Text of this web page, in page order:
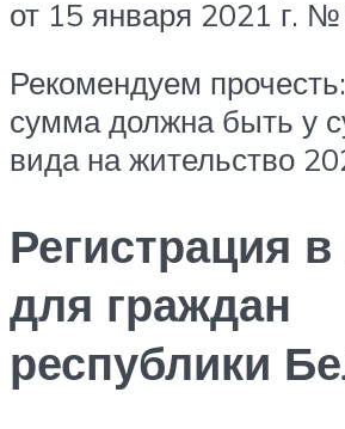
от 15 января 2021 г. №
Рекомендуем
сумма должна быть у
вида на жительство
Регистрация
для граждан
республики